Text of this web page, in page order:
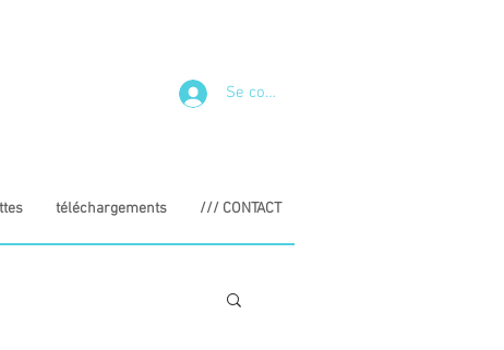
Se connecter
téléchargements /// CONTACT